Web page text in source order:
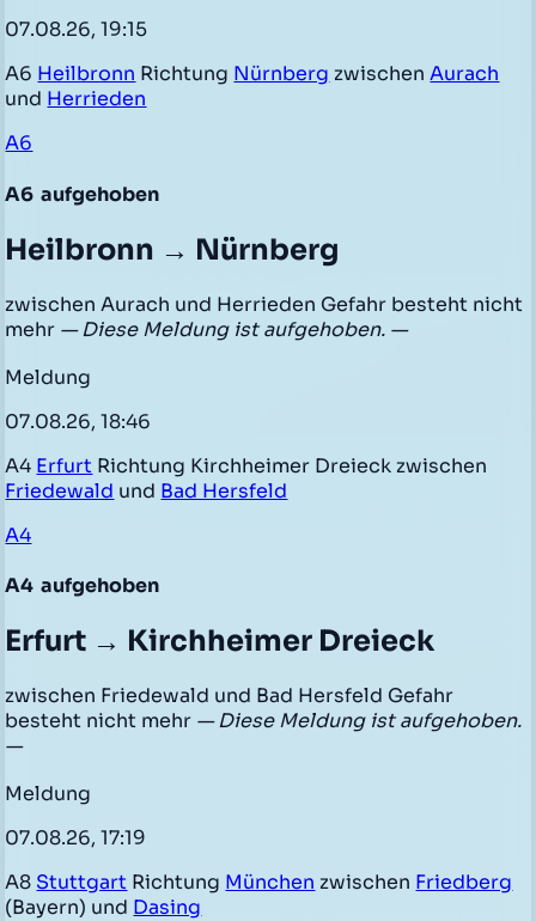
07.08.26, 19:15
A6 Heilbronn Richtung Nürnberg zwischenAurach
und Herrieden
A6
A6 aufgehoben
Heilbronn → Nürnberg
zwischen Aurach und Herrieden Gefahr besteht nicht
mehr — Diese Meldung ist aufgehoben. —
Meldung
07.08.26, 18:46
A4 Erfurt Richtung Kirchheimer Dreieck zwischen
Friedewald und Bad Hersfeld
A4
A4 aufgehoben
Erfurt → Kirchheimer Dreieck
zwischen Friedewald und Bad Hersfeld Gefahr
besteht nicht mehr — Diese Meldung ist aufgehoben.
—
Meldung
07.08.26, 17:19
A8 Stuttgart Richtung München zwischen Friedberg
(Bayern) und Dasing